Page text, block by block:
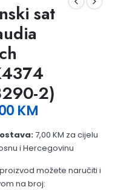
sat
2)
KM
7,00 KM za cijelu
i Hercegovinu
možete naručiti i
na broj: